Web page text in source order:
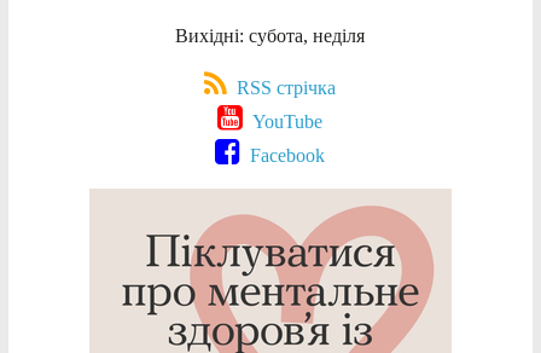
Вихідні: субота, неділя
RSS стрічка
YouTube
Facebook